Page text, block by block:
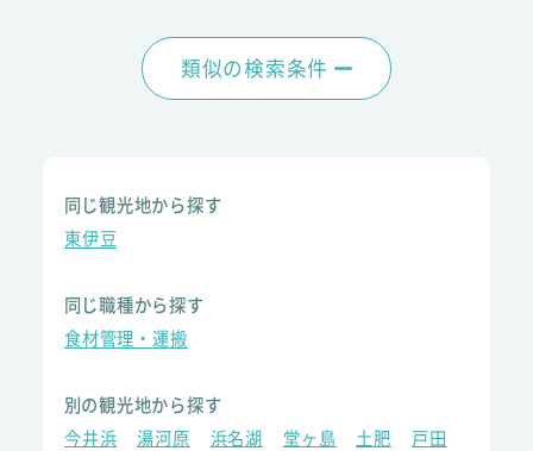
類似の検索条件
同じ観光地から探す
東伊豆
同じ職種から探す
食材管理・運搬
別の観光地から探す
今井浜
湯河原 浜名湖 堂ヶ島 土肥
戸田